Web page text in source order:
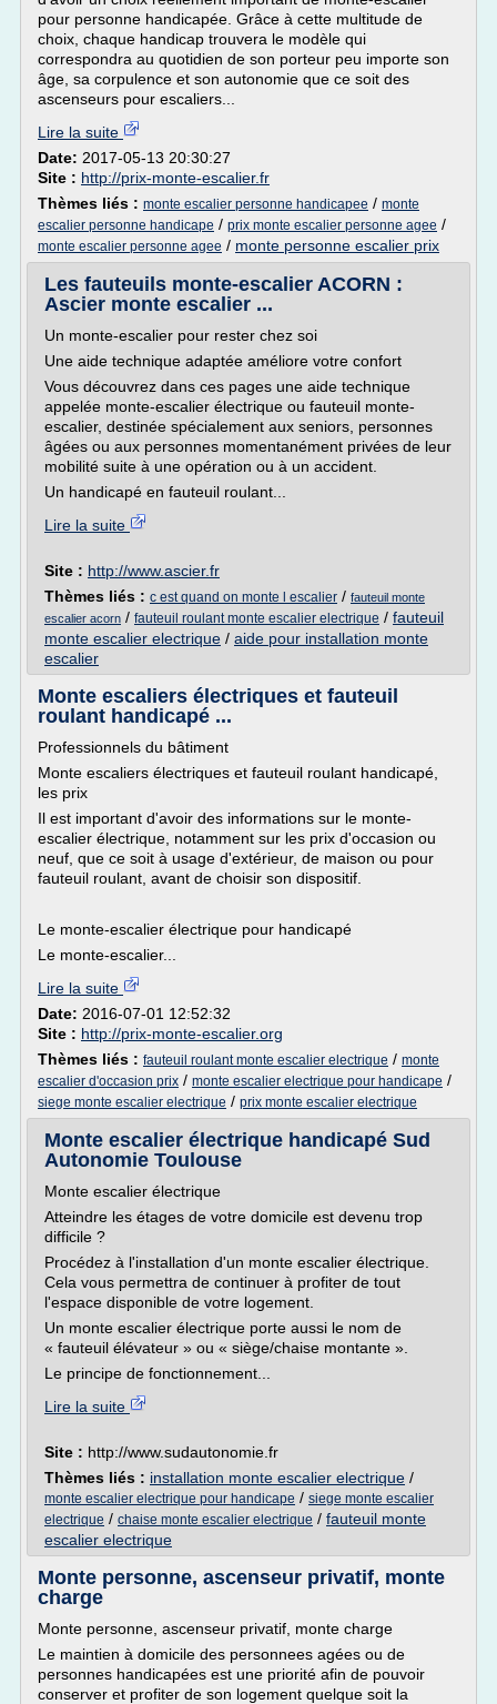
pour personne handicapée. Grâce à cette multitude de
choix, chaque handicap trouvera le modèle qui
correspondra au quotidien de son porteur peu importe son
âge, sa corpulence et son autonomie que ce soit des
ascenseurs pour escaliers...
Lire la suite
Date: 2017-05-13 20:30:27
Site : http://prix-monte-escalier.fr
Thèmes liés : monte escalier personne handicapee / monte
escalier personne handicape / prix monte escalier personne agee /
monte escalier personne agee / monte personne escalier prix
Les fauteuils monte-escalier ACORN :
Ascier monte escalier ...
Un monte-escalier pour rester chez soi
Une aide technique adaptée améliore votre confort
Vous découvrez dans ces pages une aide technique
appelée monte-escalier électrique ou fauteuil monte-
escalier, destinée spécialement aux seniors, personnes
âgées ou aux personnes momentanément privées de leur
mobilité suite à une opération ou à un accident.
Un handicapé en fauteuil roulant...
Lire la suite
Site : http://www.ascier.fr
Thèmes liés : c est quand on monte l escalier / fauteuil monte
escalier acorn / fauteuil roulant monte escalier electrique / fauteuil
monte escalier electrique / aide pour installation monte
escalier
Monte escaliers électriques et fauteuil
roulant handicapé ...
Professionnels du bâtiment
Monte escaliers électriques et fauteuil roulant handicapé,
les prix
Il est important d'avoir des informations sur le monte-
escalier électrique, notamment sur les prix d'occasion ou
neuf, que ce soit à usage d'extérieur, de maison ou pour
fauteuil roulant, avant de choisir son dispositif.
Le monte-escalier électrique pour handicapé
Le monte-escalier...
Lire la suite
Date: 2016-07-01 12:52:32
Site : http://prix-monte-escalier.org
Thèmes liés : fauteuil roulant monte escalier electrique / monte
escalier d'occasion prix / monte escalier electrique pour handicape /
siege monte escalier electrique / prix monte escalier electrique
Monte escalier électrique handicapé Sud
Autonomie Toulouse
Monte escalier électrique
Atteindre les étages de votre domicile est devenu trop
difficile ?
Procédez à l'installation d'un monte escalier électrique.
Cela vous permettra de continuer à profiter de tout
l'espace disponible de votre logement.
Un monte escalier électrique porte aussi le nom de
« fauteuil élévateur » ou « siège/chaise montante ».
Le principe de fonctionnement...
Lire la suite
Site : http://www.sudautonomie.fr
Thèmes liés : installation monte escalier electrique /
monte escalier electrique pour handicape / siege monte escalier
electrique / chaise monte escalier electrique / fauteuil monte
escalier electrique
Monte personne, ascenseur privatif, monte
charge
Monte personne, ascenseur privatif, monte charge
Le maintien à domicile des personnees agées ou de
personnes handicapées est une priorité afin de pouvoir
conserver et profiter de son logement quelque soit la